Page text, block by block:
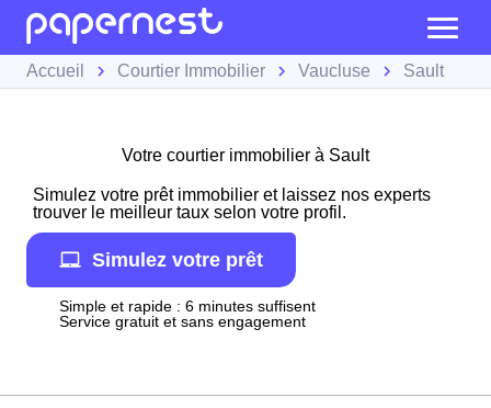
Accueil Courtier Immobilier Vaucluse Sault
Votre courtier immobilier à Sault
Simulez votre prêt immobilier et laissez nos experts
trouver le meilleur taux selon votre profil.
Simulez votre prêt
Simple et rapide : 6 minutes suffisent
Service gratuit et sans engagement